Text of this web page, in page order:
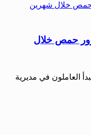
مرور حمص خلال
العاملون في مديرية